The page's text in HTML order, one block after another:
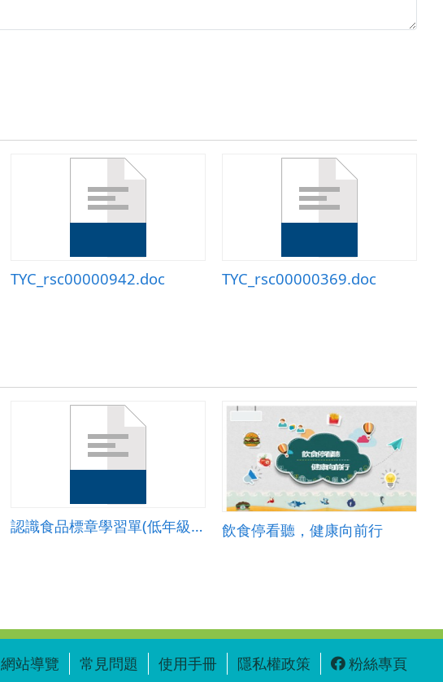
TYC_rsc00000942.doc TYC_rsc00000369.doc
認識食品標章學習單(低年級組) 飲食停看聽，健康向前行
網站導覽 常見問題 使用手冊 隱私權政策 粉絲專頁